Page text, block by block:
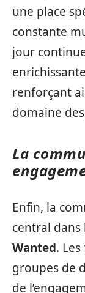
une place
constante
jour
renforçant
domaine
La
Enfin, la
central
Wanted.
groupes de
de